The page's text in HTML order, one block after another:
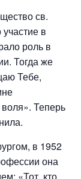
св.
в
роль в
Тогда же
Тебе,
Теперь
в 1952
она
«Тот, кто